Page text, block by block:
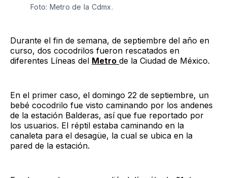
Foto: Metro de la Cdmx.
Durante el fin de semana, de septiembre del año en
curso, dos cocodrilos fueron rescatados en
diferentes Líneas del Metro de la Ciudad de México.
En el primer caso, el domingo 22 de septiembre, un
bebé cocodrilo fue visto caminando por los andenes
de la estación Balderas, así que fue reportado por
los usuarios. El réptil estaba caminando en la
canaleta para el desagüe, la cual se ubica en la
pared de la estación.